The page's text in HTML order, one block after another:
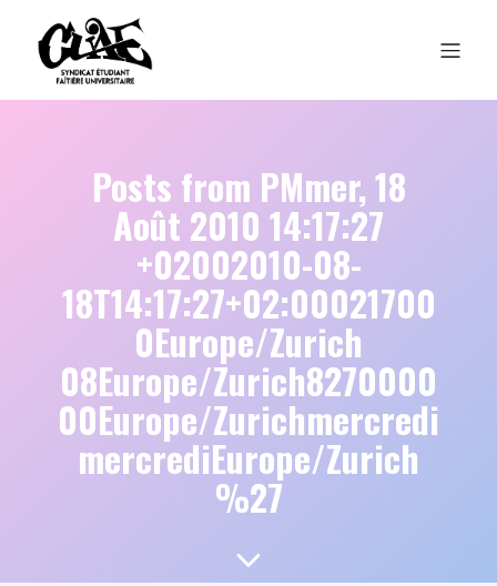
Posts from PMmer, 18
Août 2010 14:17:27
+02002010-08-
18T14:17:27+02:00021700
0Europe/Zurich
08Europe/Zurich8270000
00Europe/Zurichmercredi
mercrediEurope/Zurich
%27